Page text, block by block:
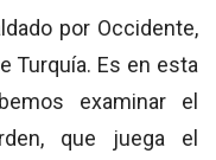
por Occidente,
Turquía. Es en esta
examinar el
que juega el